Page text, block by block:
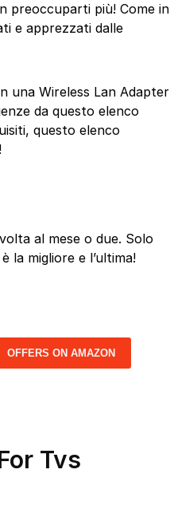
preoccuparti più! Come in
e apprezzati dalle
una Wireless Lan Adapter
da questo elenco
questo elenco
al mese o due. Solo
la migliore e l’ultima!
OFFERS ON AMAZON
Tvs